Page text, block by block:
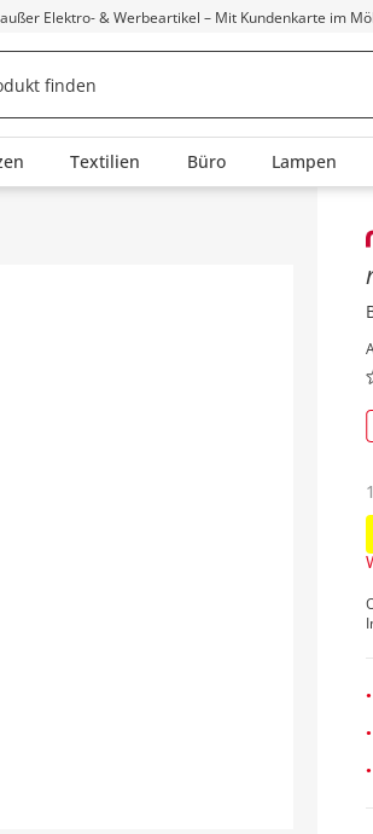
Elektro- & Werbeartikel – Mit Kundenkarte im
Textilien Büro Lampen